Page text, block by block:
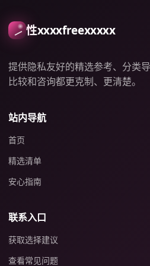
性xxxxfreexxxxx
提供隐私友好的精选参考、分类
比较和咨询都更克制、更清楚。
站内导航
首页
精选清单
安心指南
联系入口
获取选择建议
查看常见问题